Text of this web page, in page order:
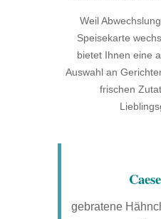
Weil
Speisekarte
bietet Ihnen eine
Auswahl an
frischen
gebratene